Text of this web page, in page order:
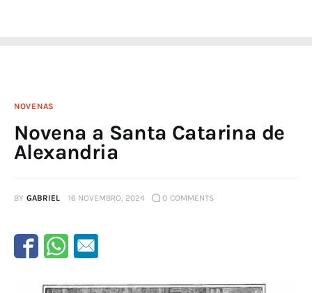
NOVENAS
Novena a Santa Catarina de
Alexandria
BY GABRIEL 16 NOVEMBRO, 2024 0 COMMENTS